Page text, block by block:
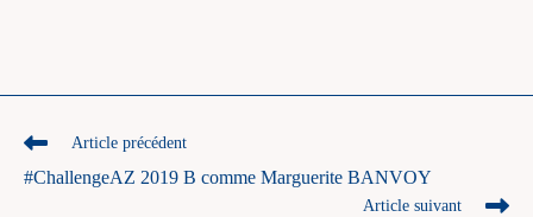
Read
articles
Article précédent
#ChallengeAZ 2019 B comme Marguerite BANVOY
Article suivant